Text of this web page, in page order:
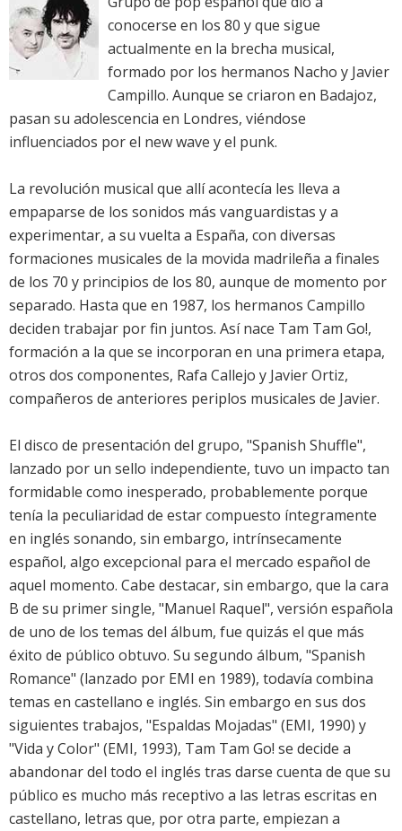
conocerse en los 80 y que sigue
actualmente en la brecha musical,
formado por los hermanos Nacho y Javier
Campillo. Aunque se criaron en Badajoz,
pasan su adolescencia en Londres, viéndose
influenciados por el new wave y el punk.
La revolución musical que allí acontecía les lleva a
empaparse de los sonidos más vanguardistas y a
experimentar, a su vuelta a España, con diversas
formaciones musicales de la movida madrileña a finales
de los 70 y principios de los 80, aunque de momento por
separado. Hasta que en 1987, los hermanos Campillo
deciden trabajar por fin juntos. Así nace Tam Tam Go!,
formación a la que se incorporan en una primera etapa,
otros dos componentes, Rafa Callejo y Javier Ortiz,
compañeros de anteriores periplos musicales de Javier.
El disco de presentación del grupo, "Spanish Shuffle",
lanzado por un sello independiente, tuvo un impacto tan
formidable como inesperado, probablemente porque
tenía la peculiaridad de estar compuesto íntegramente
en inglés sonando, sin embargo, intrínsecamente
español, algo excepcional para el mercado español de
aquel momento. Cabe destacar, sin embargo, que la cara
B de su primer single, "Manuel Raquel", versión española
de uno de los temas del álbum, fue quizás el que más
éxito de público obtuvo. Su segundo álbum, "Spanish
Romance" (lanzado por EMI en 1989), todavía combina
temas en castellano e inglés. Sin embargo en sus dos
siguientes trabajos, "Espaldas Mojadas" (EMI, 1990) y
"Vida y Color" (EMI, 1993), Tam Tam Go! se decide a
abandonar del todo el inglés tras darse cuenta de que su
público es mucho más receptivo a las letras escritas en
castellano, letras que, por otra parte, empiezan a